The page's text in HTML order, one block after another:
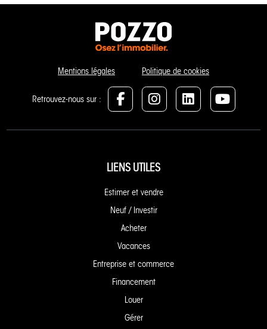
Mentions légales Politique de cookies
Retrouvez-nous sur :
LIENS UTILES
Estimer et vendre
Neuf / Investir
Acheter
Vacances
Entreprise et commerce
Financement
Louer
Gérer